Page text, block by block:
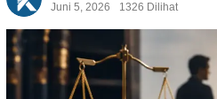
Juni 5, 2026
1326 Dilihat